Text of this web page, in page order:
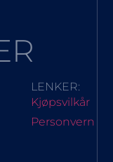
LENKER:
Kjøpsvilkår
Personvern